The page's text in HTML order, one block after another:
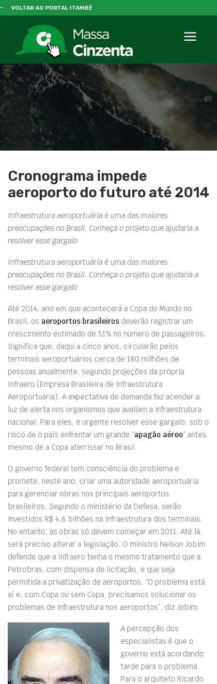
VOLTAR AO PORTAL ITAMBÉ
Cronograma impede
aeroporto do futuro até 2014
Infraestrutura aeroportuária é uma das maiores
preocupações no Brasil. Conheça o projeto que ajudaria a
resolver esse gargalo
Infraestrutura aeroportuária é uma das maiores
preocupações no Brasil. Conheça o projeto que ajudaria a
resolver esse gargalo
Até 2014, ano em que acontecerá a Copa do Mundo no
Brasil, os aeroportos brasileiros deverão registrar um
crescimento estimado de 51% no número de passageiros.
Significa que, daqui a cinco anos, circularão pelos
terminais aeroportuários cerca de 180 milhões de
pessoas anualmente, segundo projeções da própria
Infraero (Empresa Brasileira de Infraestrutura
Aeroportuária). A expectativa de demanda faz acender a
luz de alerta nos organismos que avaliam a infraestrutura
nacional. Para eles, é urgente resolver esse gargalo, sob o
risco de o país enfrentar um grande “apagão aéreo” antes
mesmo de a Copa aterrissar no Brasil.
O governo federal tem consciência do problema e
promete, neste ano, criar uma autoridade aeroportuária
para gerenciar obras nos principais aeroportos
brasileiros. Segundo o ministério da Defesa, serão
investidos R$ 4,6 bilhões na infraestrutura dos terminais.
No entanto, as obras só devem começar em 2011. Até lá,
será preciso alterar a legislação. O ministro Nelson Jobim
defende que a Infraero tenha o mesmo tratamento que a
Petrobras, com dispensa de licitação, e que seja
permitida a privatização de aeroportos. “O problema está
aí e, com Copa ou sem Copa, precisamos solucionar os
problemas de infraestrutura nos aeroportos”, diz Jobim.
A percepção dos
especialistas é que o
governo está acordando
tarde para o problema.
Para o arquiteto Ricardo